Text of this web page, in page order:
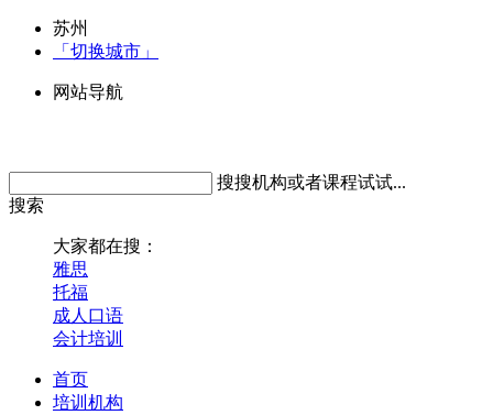
苏州
「切换城市」
网站导航
搜搜机构或者课程试试...
搜索
大家都在搜：
雅思
托福
成人口语
会计培训
首页
培训机构